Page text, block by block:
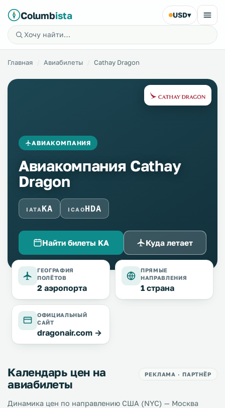
Columbista USD▾
Главная Авиабилеты Cathay Dragon
АВИАКОМПАНИЯ
Авиакомпания Cathay
Dragon
IATA KA ICAOHDA
Найти билеты KA Куда летает
ГЕОГРАФИЯ
ПОЛЁТОВ
2 аэропорта
ПРЯМЫЕ
НАПРАВЛЕНИЯ
1 страна
ОФИЦИАЛЬНЫЙ
САЙТ
dragonair.com →
Календарь цен на
авиабилеты
РЕКЛАМА · ПАРТНЁР
Динамика цен по направлению США (NYC) — Москва